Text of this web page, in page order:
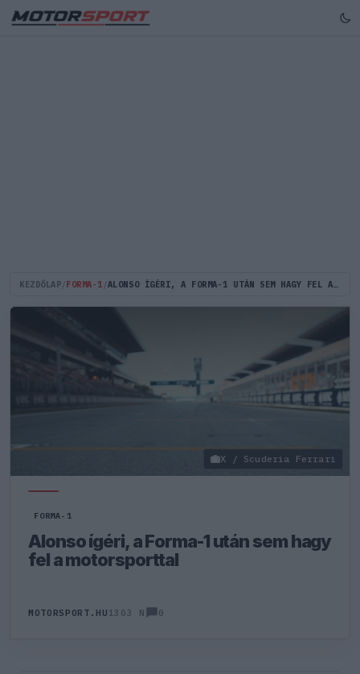
KEZDŐLAP FORMA-1 ALONSO ÍGÉRI, A FORMA-1 UTÁN SEM HAGY FEL A MOTORSPORTTAL
X / Scuderia Ferrari
FORMA-1
Alonso ígéri, a Forma-1 után sem hagy
fel a motorsporttal
MOTORSPORT.HU 1303 N 0